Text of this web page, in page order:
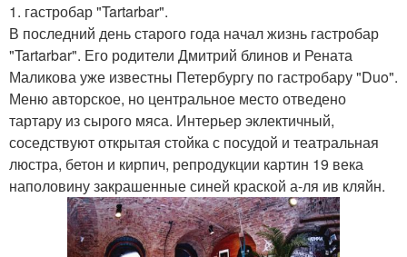
1. гастробар "Tartarbar".
В последний день старого года начал жизнь гастробар
"Tartarbar". Его родители Дмитрий блинов и Рената
Маликова уже известны Петербургу по гастробару "Duo".
Меню авторское, но центральное место отведено
тартару из сырого мяса. Интерьер эклектичный,
соседствуют открытая стойка с посудой и театральная
люстра, бетон и кирпич, репродукции картин 19 века
наполовину закрашенные синей краской а-ля ив кляйн.